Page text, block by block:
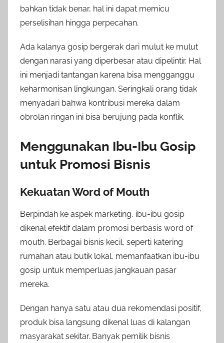
bahkan tidak benar, hal ini dapat memicu
perselisihan hingga perpecahan.
Ada kalanya gosip bergerak dari mulut ke mulut
dengan narasi yang diperbesar atau dipelintir. Hal
ini menjadi tantangan karena bisa mengganggu
keharmonisan lingkungan. Seringkali orang tidak
menyadari bahwa kontribusi mereka dalam
obrolan ringan ini bisa berujung pada konflik.
Menggunakan Ibu-Ibu Gosip
untuk Promosi Bisnis
Kekuatan Word of Mouth
Berpindah ke aspek marketing, ibu-ibu gosip
dikenal efektif dalam promosi berbasis word of
mouth. Berbagai bisnis kecil, seperti katering
rumahan atau butik lokal, memanfaatkan ibu-ibu
gosip untuk memperluas jangkauan pasar
mereka.
Dengan hanya satu atau dua rekomendasi positif,
produk bisa langsung dikenal luas di kalangan
masyarakat sekitar. Banyak pemilik bisnis